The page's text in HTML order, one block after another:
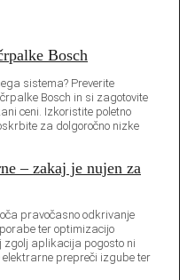
Bosch
sistema? Preverite
Bosch in si zagotovite
ceni. Izkoristite poletno
za dolgoročno nizke
– zakaj je nujen za
pravočasno odkrivanje
ter optimizacijo
zgolj aplikacija pogosto ni
prepreči izgube ter